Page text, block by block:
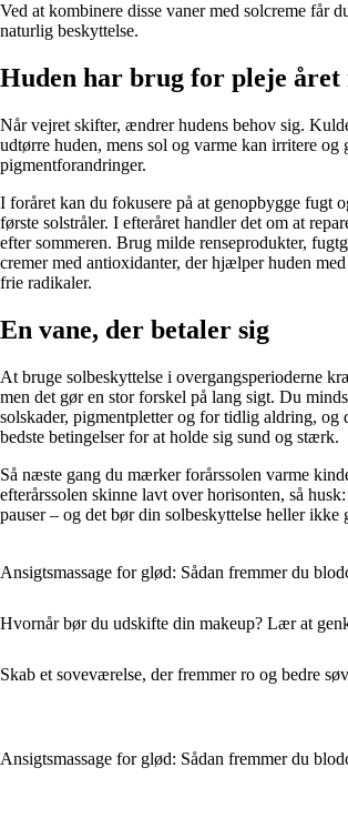
Ved at kombinere disse vaner med solcreme får
naturlig beskyttelse.
Huden har brug for pleje
Når vejret skifter, ændrer hudens behov sig.
udtørre huden, mens sol og varme kan irritere og
pigmentforandringer.
I foråret kan du fokusere på at genopbygge fugt
første solstråler. I efteråret handler det om at
efter sommeren. Brug milde renseprodukter,
cremer med antioxidanter, der hjælper huden
frie radikaler.
En vane, der betaler sig
At bruge solbeskyttelse i overgangsperioderne
men det gør en stor forskel på lang sigt. Du
solskader, pigmentpletter og for tidlig aldring, og
bedste betingelser for at holde sig sund og stærk.
Så næste gang du mærker forårssolen varme
efterårssolen skinne lavt over horisonten, så
pauser – og det bør din solbeskyttelse heller ikke
Ansigtsmassage for glød: Sådan fremmer du
Hvornår bør du udskifte din makeup? Lær at
Skab et soveværelse, der fremmer ro og bedre
Ansigtsmassage for glød: Sådan fremmer du